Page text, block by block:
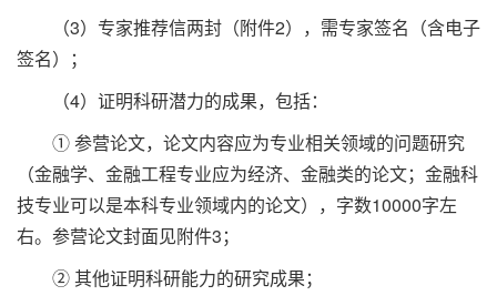
（3）专家推荐信两封（附件2），需专家签名（含电子
签名）；
（4）证明科研潜力的成果，包括：
① 参营论文，论文内容应为专业相关领域的问题研究
（金融学、金融工程专业应为经济、金融类的论文；金融科
技专业可以是本科专业领域内的论文），字数10000字左
右。参营论文封面见附件3；
② 其他证明科研能力的研究成果；